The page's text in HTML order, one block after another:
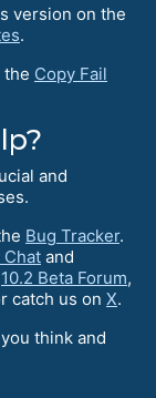
version on the
.
the Copy Fail
and
Bug Tracker.
Chat and
10.2 Beta Forum,
catch us on X.
think and